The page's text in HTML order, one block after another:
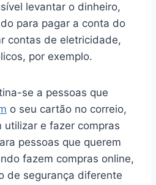
levantar o dinheiro,
para pagar a conta do
contas de eletricidade,
por exemplo.
se a pessoas que
o seu cartão no correio,
utilizar e fazer compras
pessoas que querem
fazem compras online,
de segurança diferente